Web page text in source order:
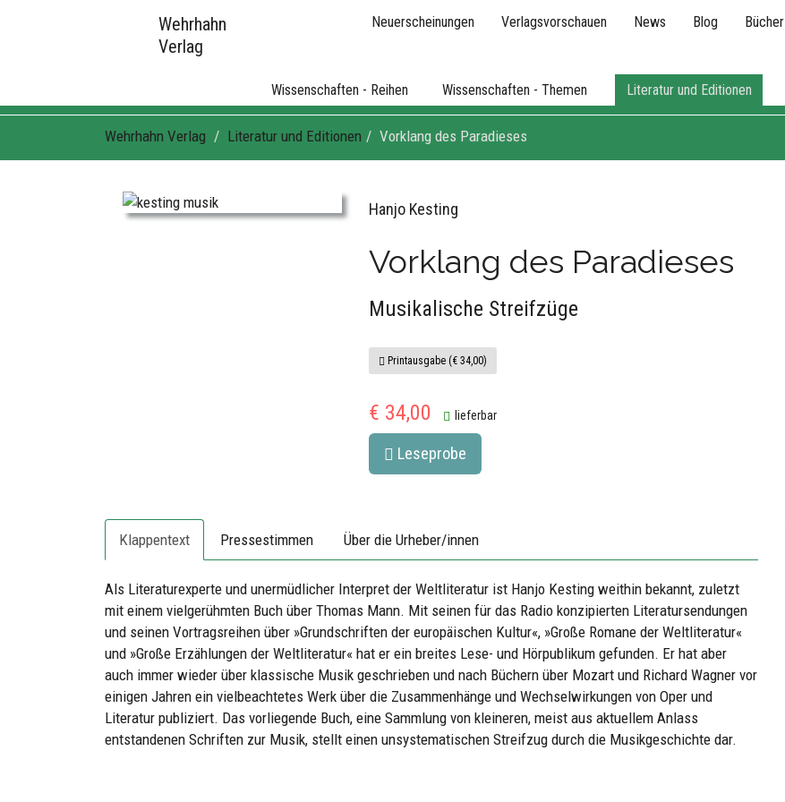
Wehrhahn
Verlag
Neuerscheinungen Verlagsvorschauen News Blog Bücher
Wissenschaften - Reihen Wissenschaften - Themen Literatur und Editionen
Wehrhahn Verlag Literatur und Editionen Vorklang des Paradieses
Hanjo Kesting
Vorklang des Paradieses
Musikalische Streifzüge
Printausgabe (€ 34,00)
€ 34,00 lieferbar
Leseprobe
Klappentext Pressestimmen Über die Urheber/innen
Als Literaturexperte und unermüdlicher Interpret der Weltliteratur ist Hanjo Kesting weithin bekannt, zuletzt
mit einem vielgerühmten Buch über Thomas Mann. Mit seinen für das Radio konzipierten Literatursendungen
und seinen Vortragsreihen über »Grundschriften der europäischen Kultur«, »Große Romane der Weltliteratur«
und »Große Erzählungen der Weltliteratur« hat er ein breites Lese- und Hörpublikum gefunden. Er hat aber
auch immer wieder über klassische Musik geschrieben und nach Büchern über Mozart und Richard Wagner vor
einigen Jahren ein vielbeachtetes Werk über die Zusammenhänge und Wechselwirkungen von Oper und
Literatur publiziert. Das vorliegende Buch, eine Sammlung von kleineren, meist aus aktuellem Anlass
entstandenen Schriften zur Musik, stellt einen unsystematischen Streifzug durch die Musikgeschichte dar.